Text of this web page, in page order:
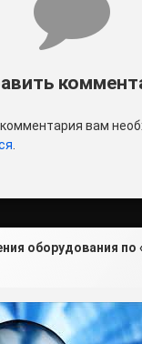
вам
оборудования